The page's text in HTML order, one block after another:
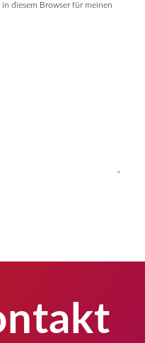
diesem Browser für meinen